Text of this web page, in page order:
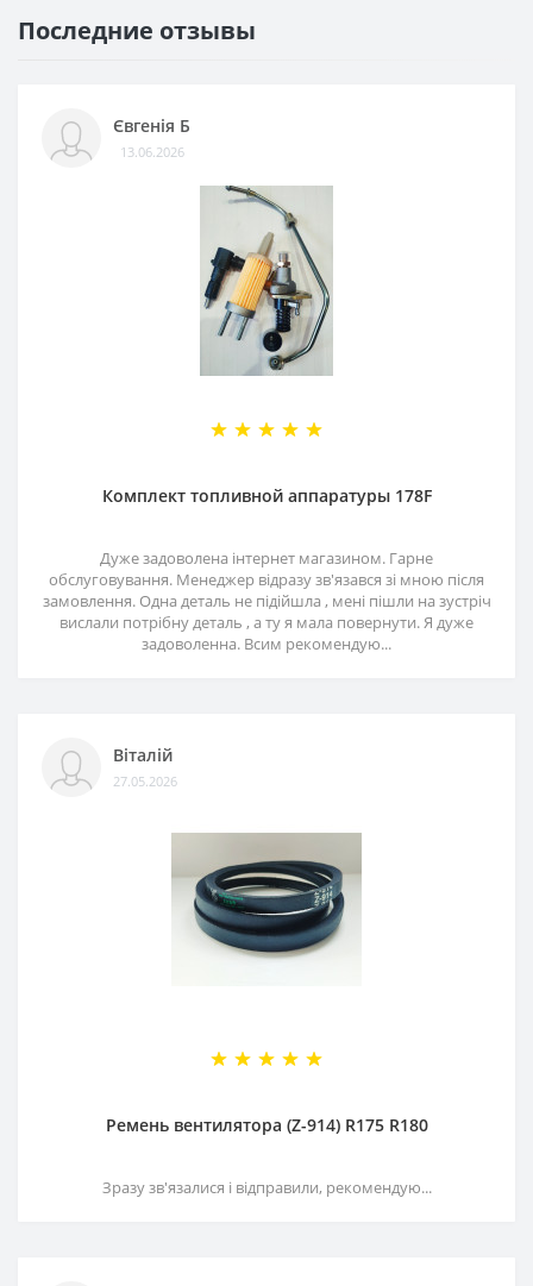
Последние отзывы
Євгенія Б
13.06.2026
Комплект топливной аппаратуры 178F
Дуже задоволена інтернет магазином. Гарне
обслуговування. Менеджер відразу зв'язався зі мною після
замовлення. Одна деталь не підійшла , мені пішли на зустріч
вислали потрібну деталь , а ту я мала повернути. Я дуже
задоволенна. Всим рекомендую...
Віталій
27.05.2026
Ремень вентилятора (Z-914) R175 R180
Зразу зв'язалися і відправили, рекомендую...